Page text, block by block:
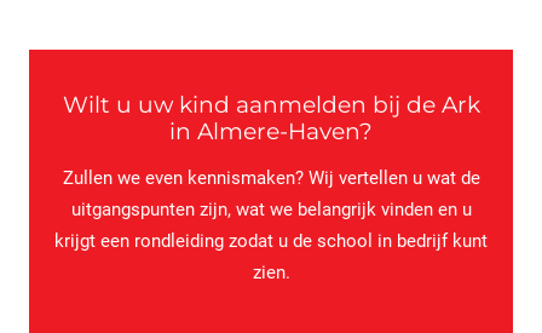
Wilt u uw kind aanmelden bij de Ark
in Almere-Haven?
Zullen we even kennismaken? Wij vertellen u wat de
uitgangspunten zijn, wat we belangrijk vinden en u
krijgt een rondleiding zodat u de school in bedrijf kunt
zien.